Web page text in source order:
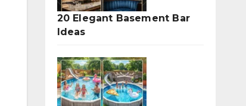
20 Elegant Basement Bar
Ideas